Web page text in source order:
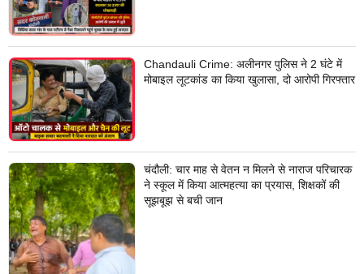
Chandauli Crime: अलीनगर पुलिस ने 2 घंटे में
मोबाइल लूटकांड का किया खुलासा, दो आरोपी गिरफ्तार
चंदौली: चार माह से वेतन न मिलने से नाराज परिचारक
ने स्कूल में किया आत्महत्या का प्रयास, शिक्षकों की
सूझबूझ से बची जान